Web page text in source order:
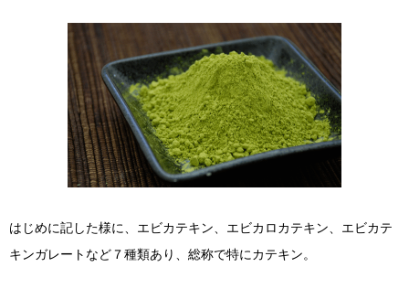
はじめに記した様に、エビカテキン、エビカロカテキン、エビカテ
キンガレートなど７種類あり、総称で特にカテキン。